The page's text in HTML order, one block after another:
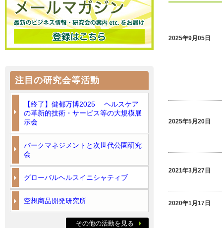
2025年9月05日
2025年5月20日
2021年3月27日
2020年1月17日
注目の研究会等活動
【終了】健都万博2025 ヘルスケア
の革新的技術・サービス等の大規模展
示会
パークマネジメントと次世代公園研究
会
グローバルヘルスイニシャティブ
空想商品開発研究所
その他の活動を見る